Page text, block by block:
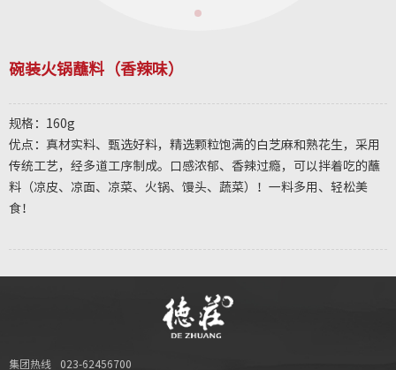
碗装火锅蘸料（香辣味）
规格：160g
优点：真材实料、甄选好料，精选颗粒饱满的白芝麻和熟花生，采用
传统工艺，经多道工序制成。口感浓郁、香辣过瘾，可以拌着吃的蘸
料（凉皮、凉面、凉菜、火锅、馒头、蔬菜）！一料多用、轻松美
食！
集团热线 023-62456700